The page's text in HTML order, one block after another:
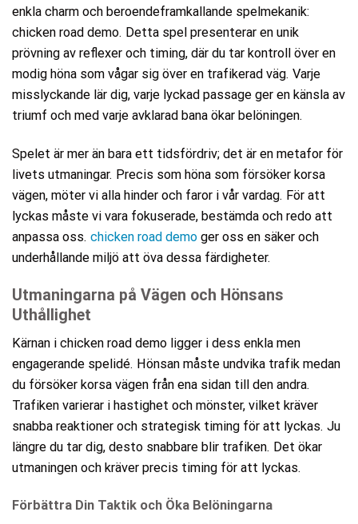
enkla charm och beroendeframkallande spelmekanik:
chicken road demo. Detta spel presenterar en unik
prövning av reflexer och timing, där du tar kontroll över en
modig höna som vågar sig över en trafikerad väg. Varje
misslyckande lär dig, varje lyckad passage ger en känsla av
triumf och med varje avklarad bana ökar belöningen.
Spelet är mer än bara ett tidsfördriv; det är en metafor för
livets utmaningar. Precis som höna som försöker korsa
vägen, möter vi alla hinder och faror i vår vardag. För att
lyckas måste vi vara fokuserade, bestämda och redo att
anpassa oss. chicken road demo ger oss en säker och
underhållande miljö att öva dessa färdigheter.
Utmaningarna på Vägen och Hönsans
Uthållighet
Kärnan i chicken road demo ligger i dess enkla men
engagerande spelidé. Hönsan måste undvika trafik medan
du försöker korsa vägen från ena sidan till den andra.
Trafiken varierar i hastighet och mönster, vilket kräver
snabba reaktioner och strategisk timing för att lyckas. Ju
längre du tar dig, desto snabbare blir trafiken. Det ökar
utmaningen och kräver precis timing för att lyckas.
Förbättra Din Taktik och Öka Belöningarna